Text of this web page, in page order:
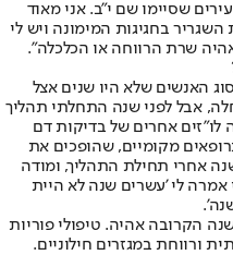
לסר במרוקו והעלתה לארץ 100 צעירים שסיימו שם י"ב. אני מאוד
בחגיגות המימונה ויש לי
שרת הרווחה או הכלכלה".
האנשים שלא היו שנים אצל
אבל לפני שנה התחלתי תהליך
לו"זים אחרים של בדיקות דם
מקומיים, שהופכים את
אחרי תחילת התהליך, ומודה
אמרה לי 'עשרים שנה לא היית
הקרובה אהיה. טיפולי פוריות
ורווחת במגזרים חילוניים.